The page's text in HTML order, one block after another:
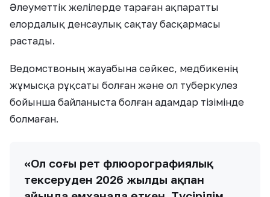
Әлеуметтік желілерде тараған ақпаратты
елордалық денсаулық сақтау басқармасы
растады.
Ведомствоның жауабына сәйкес, медбикенің
жұмысқа рұқсаты болған және ол туберкулез
бойынша байланыста болған адамдар тізімінде
болмаған.
«Ол соңғы рет флюорографиялық
тексеруден 2026 жылдың ақпан